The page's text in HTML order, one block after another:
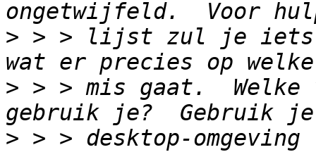
> > > lijst zul je iets
> > > mis gaat.
> > > desktop-